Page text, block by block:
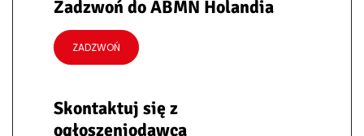
Zadzwoń do ABMN Holandia
ZADZWOŃ
Skontaktuj się z
ogłoszeniodawcą